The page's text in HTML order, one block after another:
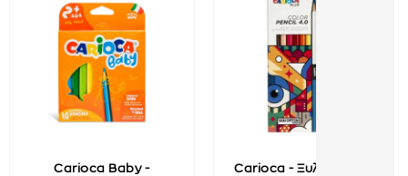
Carioca Baby -
Carioca - Ξυλομπογιές